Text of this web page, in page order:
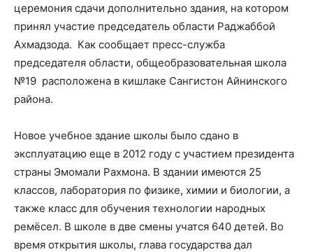
церемония сдачи дополнительно здания, на котором
принял участие председатель области Раджаббой
Ахмадзода. Как сообщает пресс-служба
председателя области, общеобразовательная школа
№19 расположена в кишлаке Сангистон Айнинского
района.
Новое учебное здание школы было сдано в
эксплуатацию еще в 2012 году с участием президента
страны Эмомали Рахмона. В здании имеются 25
классов, лаборатория по физике, химии и биологии, а
также класс для обучения технологии народных
ремёсел. В школе в две смены учатся 640 детей. Во
время открытия школы, глава государства дал